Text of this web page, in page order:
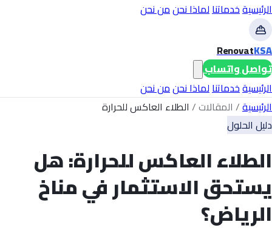
الرئيسيةخدماتنالماذا نحنمن نحن
RenovatKSA
تواصل واتساب
الرئيسيةخدماتنالماذا نحنمن نحن
الرئيسية/ المقالات/ الطلاء العاكس للحرارة
دليل الحلول
الطلاء العاكس للحرارة: هل
يستحق الاستثمار في مناخ
الرياض؟